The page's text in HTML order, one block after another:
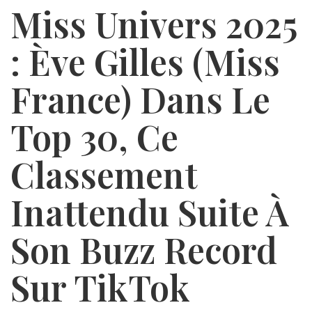
Miss Univers 2025
: Ève Gilles (Miss
France) Dans Le
Top 30, Ce
Classement
Inattendu Suite À
Son Buzz Record
Sur TikTok